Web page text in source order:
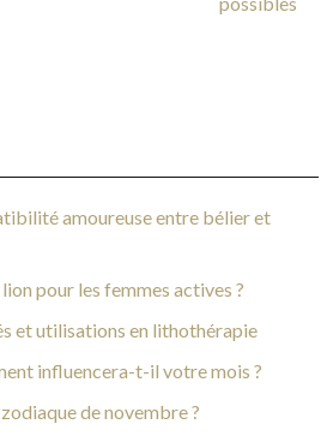
amoureuse entre bélier et
pour les femmes actives ?
et utilisations en lithothérapie
influencera-t-il votre mois ?
de novembre ?